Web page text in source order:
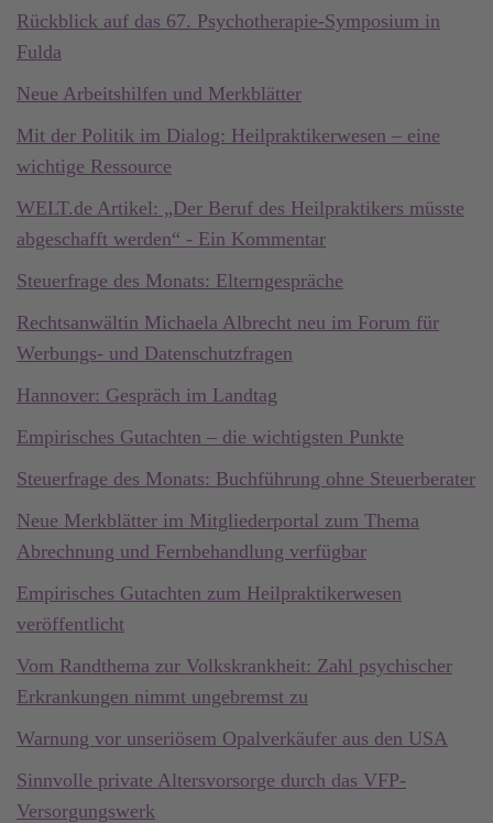
Rückblick auf das 67. Psychotherapie-Symposium in
Fulda
Neue Arbeitshilfen und Merkblätter
Mit der Politik im Dialog: Heilpraktikerwesen – eine
wichtige Ressource
WELT.de Artikel: „Der Beruf des Heilpraktikers müsste
abgeschafft werden“ - Ein Kommentar
Steuerfrage des Monats: Elterngespräche
Rechtsanwältin Michaela Albrecht neu im Forum für
Werbungs- und Datenschutzfragen
Hannover: Gespräch im Landtag
Empirisches Gutachten – die wichtigsten Punkte
Steuerfrage des Monats: Buchführung ohne Steuerberater
Neue Merkblätter im Mitgliederportal zum Thema
Abrechnung und Fernbehandlung verfügbar
Empirisches Gutachten zum Heilpraktikerwesen
veröffentlicht
Vom Randthema zur Volkskrankheit: Zahl psychischer
Erkrankungen nimmt ungebremst zu
Warnung vor unseriösem Opalverkäufer aus den USA
Sinnvolle private Altersvorsorge durch das VFP-
Versorgungswerk